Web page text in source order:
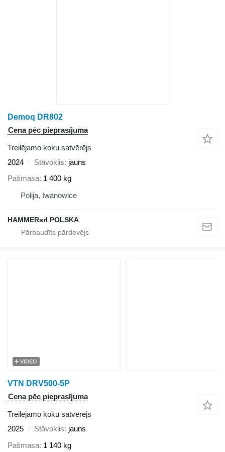
Demoq DR802
Cena pēc pieprasījuma
Treilējamo koku satvērējs
2024
Stāvoklis jauns
Pašmasa 1 400 kg
Polija, Iwanowice
HAMMERsrl POLSKA
VIDEO
VTN DRV500-5P
Cena pēc pieprasījuma
Treilējamo koku satvērējs
2025
Stāvoklis jauns
Pašmasa 1 140 kg